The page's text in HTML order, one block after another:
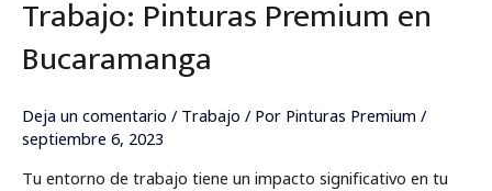
Trabajo: Pinturas Premium en
Bucaramanga
Deja un comentario / Trabajo / Por Pinturas Premium /
septiembre 6, 2023
Tu entorno de trabajo tiene un impacto significativo en tu
Trabajo:
Premium
Bucaramanga